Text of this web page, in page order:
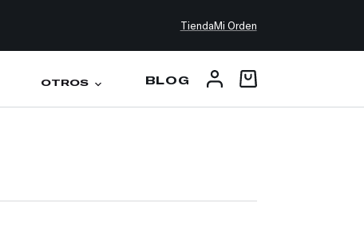
TiendaMi Orden
OTROS BLOG